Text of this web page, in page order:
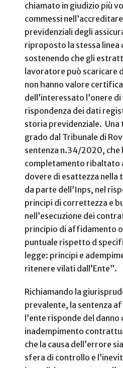
chiamato in giudizio più
commessi
previdenziali degli
riproposto la stessa linea
sostenendo che gli
lavoratore può scaricare
non hanno valore
dell’interessato l’onere
rispondenza dei dati
storia previdenziale. Una
grado dal Tribunale di
sentenza n.34/2020, che
completamento ribaltato
dovere di esattezza nella
da parte dell’Inps, nel
principi di correttezza e
nell’esecuzione dei
principio di affidamento
puntuale rispetto d
legge: principi e
ritenere vilati dall’Ente”.
Richiamando la
prevalente, la sentenza
l’ente risponde del
inadempimento
che la causa dell’errore
sfera di controllo e